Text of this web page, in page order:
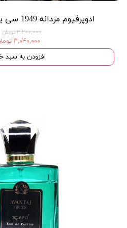
ادوپرفیوم مردانه 1949 سی بون میراکل گابین
۳,۲۰۰,۰۰۰ تومان
۳,۰۴۰,۰۰۰ تومان
افزودن به سبد